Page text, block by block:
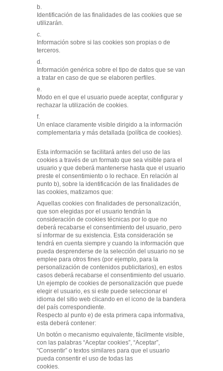
b.
Identificación de las finalidades de las cookies que se
utilizarán.
c.
Información sobre si las cookies son propias o de
terceros.
d.
Información genérica sobre el tipo de datos que se van
a tratar en caso de que se elaboren perfiles.
e.
Modo en el que el usuario puede aceptar, configurar y
rechazar la utilización de cookies.
f.
Un enlace claramente visible dirigido a la información
complementaria y más detallada (política de cookies).
Esta información se facilitará antes del uso de las
cookies a través de un formato que sea visible para el
usuario y que deberá mantenerse hasta que el usuario
preste el consentimiento o lo rechace. En relación al
punto b), sobre la identificación de las finalidades de
las cookies, matizamos que:
Aquellas cookies con finalidades de personalización,
que son elegidas por el usuario tendrán la
consideración de cookies técnicas por lo que no
deberá recabarse el consentimiento del usuario, pero
sí informar de su existencia. Esta consideración se
tendrá en cuenta siempre y cuando la información que
pueda desprenderse de la selección del usuario no se
emplee para otros fines (por ejemplo, para la
personalización de contenidos publicitarios), en estos
casos deberá recabarse el consentimiento del usuario.
Un ejemplo de cookies de personalización que puede
elegir el usuario, es si este puede seleccionar el
idioma del sitio web clicando en el icono de la bandera
del país correspondiente.
Respecto al punto e) de esta primera capa informativa,
esta deberá contener:
Un botón o mecanismo equivalente, fácilmente visible,
con las palabras “Aceptar cookies”, “Aceptar”,
“Consentir” o textos similares para que el usuario
pueda consentir el uso de todas las
cookies.